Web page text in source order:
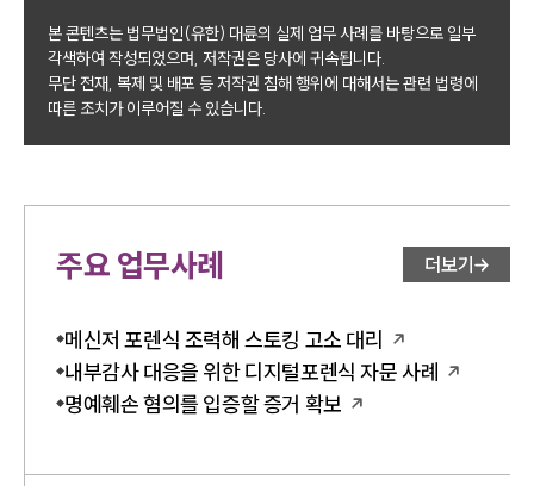
본 콘텐츠는 법무법인(유한) 대륜의 실제 업무 사례를 바탕으로 일부
각색하여 작성되었으며, 저작권은 당사에 귀속됩니다.
무단 전재, 복제 및 배포 등 저작권 침해 행위에 대해서는 관련 법령에
따른 조치가 이루어질 수 있습니다.
주요 업무사례 더보기
메신저 포렌식 조력해 스토킹 고소 대리
내부감사 대응을 위한 디지털포렌식 자문 사례
명예훼손 혐의를 입증할 증거 확보